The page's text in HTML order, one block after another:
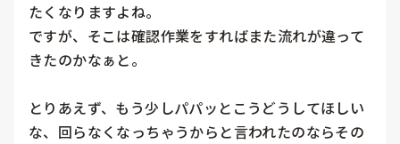
たくなりますよね。
ですが、そこは確認作業をすればまた流れが違って
きたのかなぁと。
とりあえず、もう少しパパッとこうどうしてほしい
な、回らなくなっちゃうからと言われたのならその